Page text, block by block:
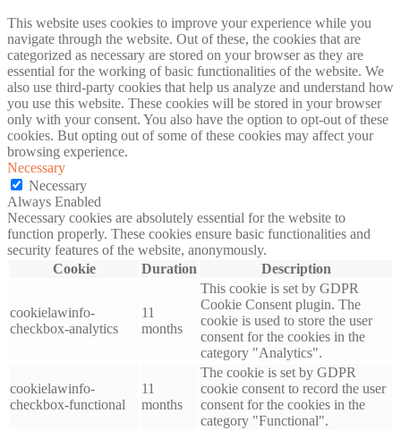
This website uses cookies to improve your experience while you
navigate through the website. Out of these, the cookies that are
categorized as necessary are stored on your browser as they are
essential for the working of basic functionalities of the website. We
also use third-party cookies that help us analyze and understand how
you use this website. These cookies will be stored in your browser
only with your consent. You also have the option to opt-out of these
cookies. But opting out of some of these cookies may affect your
browsing experience.
Necessary
Necessary
Always Enabled
Necessary cookies are absolutely essential for the website to
function properly. These cookies ensure basic functionalities and
security features of the website, anonymously.
Cookie
Duration Description
cookielawinfo-
checkbox-analytics
11
months
This cookie is set by GDPR
Cookie Consent plugin. The
cookie is used to store the user
consent for the cookies in the
category "Analytics".
cookielawinfo-
checkbox-functional
11
months
The cookie is set by GDPR
cookie consent to record the user
consent for the cookies in the
category "Functional".